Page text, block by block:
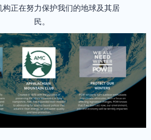
据表（MSDS）均已数字化，可在每个产品页面按需
构正在努力保护我们的地球及其居
民。